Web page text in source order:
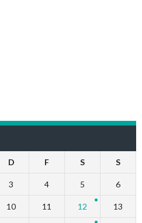
D F S S
3 4 5 6
10 11 12 13